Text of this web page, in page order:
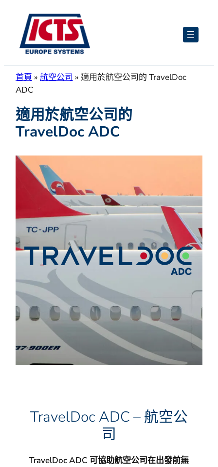
首頁 » 航空公司 » 適用於航空公司的 TravelDoc
ADC
適用於航空公司的
TravelDoc ADC
TravelDoc ADC – 航空公
司
TravelDoc ADC 可協助航空公司在出發前無